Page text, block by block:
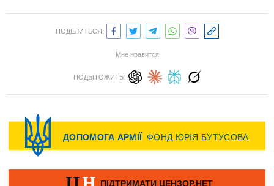
ПОДЕЛИТЬСЯ:
Мне нравится
ПОДЫТОЖИТЬ: